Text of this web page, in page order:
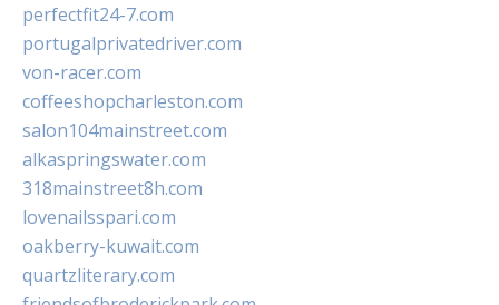
perfectfit24-7.com
portugalprivatedriver.com
von-racer.com
coffeeshopcharleston.com
salon104mainstreet.com
alkaspringswater.com
318mainstreet8h.com
lovenailsspari.com
oakberry-kuwait.com
quartzliterary.com